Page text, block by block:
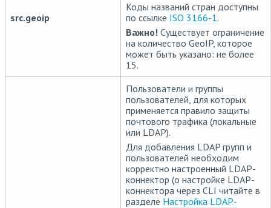
src.geoip
Коды названий стран доступны
по ссылке ISO 3166-1.
Важно! Существует ограничение
на количество GeoIP, которое
может быть указано: не более
15.
Пользователи и группы
пользователей, для которых
применяется правило защиты
почтового трафика (локальные
или LDAP).
Для добавления LDAP групп и
пользователей необходим
корректно настроенный LDAP-
коннектор (о настройке LDAP-
коннектора через CLI читайте в
разделе Настройка LDAP-